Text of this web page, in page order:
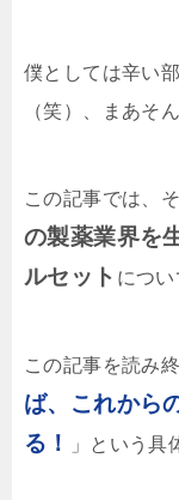
僕としては辛い
（笑）、まあそ
この記事では、
の製薬業界を
ルセット につい
この記事を読み
ば、これから
る！
」という具